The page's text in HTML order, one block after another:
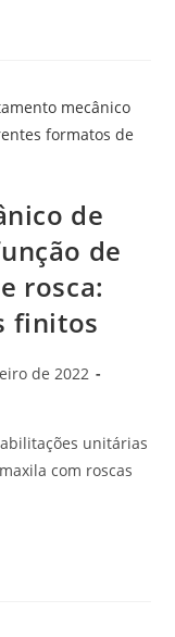
de
de
rosca:
finitos
de 2022
unitárias
com roscas